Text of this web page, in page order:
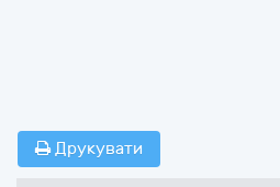
Друкувати